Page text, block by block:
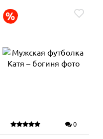
0